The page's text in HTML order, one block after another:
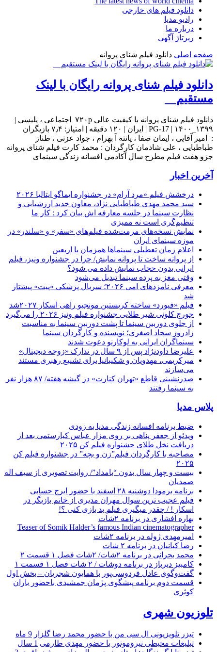
دانلود فیلم های خارجی
رادیو مدیا
درباره ما
رپرتاژ آگهی
صفحه اصلی دانلود فیلم شنای پروانه
دانلود فیلم شنای پروانه رایگان با لینک
مستقیم
دانلود فیلم شنای پروانه با کیفیت عالی ۷۲۰p اجتماعی ، پلیسی |
۱۳۹۹_۱۴۰۰ | PG-17 | ایران | ۱۲۰ دقیقه | امتیاز: ۷٫۴ بازیگران
: امیر آقایی ، ایمان صفا ، پانته آ بهرام ، جواد عزتی ، طناز
طباطبایی ، علی شادمان کارگردان : محمد کارت فیلم شنای پروانه
جزو هفت فیلم مطرح سال آکادمی افسانه زندگی سینمای
آخرین اخبار
درخشش فیلم «مرد آرام» در جشنواره ایماگو ایتالیا ۲۰۲۶
سید محمد مهدی طباطبایی نژاد، معاون جدید ارزشیابی و
نظارت سینما در جلسه معارفه اش بیان کرد : کار ما
تنظیم‌گری است نه ممیزی
نمایش نسخه‌های مرمت‌شده فیلم‌های «سفر» و «سلندر» در
موزه سینمای ایران
اعلام زمان تعطیلی سینماها همزمان با اربعین
از پروانه ساخت تا پروانه نمایش/ چرا در جشنواره ونیز، فیلم
ایرانی بدون حجاب نمایش داده می شود؟
وقتی مغز به پرده سینما تبدیل می‌شود
معرفی نامزدهای امی ۲۰۲۶؛ سریال پزشکی «پیت» پیشتاز
شد
فیلم «فیورد» ساخته کریستین مونجیو راهی اسکار ۲۰۲۷شد
جورج کلونی شیر طلایی جشنواره فیلم ونیز ۲۰۲۶ را می‌گیرد
از جلوی دوربین سینما تا پشت دوربین سینما به مناسبت
زادروز سجاد اصغری؛ نویسنده و کارگردان سینما
سینماگران ایرانی به لوکارنو دعوت شدند
علیرضا داودنژاد پس از ۹ سال در تدارک «زوجه دیجیتال»
میرکریمی، مهدویان و شکیبانیا برای تشییع رهبری مستند
می‌سازند
صدرنشینی قاطع «تهران کنارت» در گیشه هفته/ ۸۷ هزار نفر
به سینما رفتند
پلاس مدیا
ضبط برنامه افسانه زندگی مدیا به زودی
ویدئو از جعفر پناهی بر روی مزار عباس کیارستمی بعد از
دریافت نخل طلای جشنواره فیلم کن ۲۰۲۵
مصاحبه با کارگردان فیلم”زن و بچه” در جشنواره فیلم کن
۲۰۲۵
بیست و چهار سال بدون “بامداد”/ روایت تصویری از سیف اله
صمدیان
برنامه برمودا دوشنبه ۲۸ اسفند با حضور ایرج حسابی
فیلم عجیب ترین سوال مهران مدیری از خانم بازیگر در
اسکار ! / چقدر میگیری فیلم بد بازی کنی ؟!
بهاره افشاری در برنامه ۲شات
Teaser of Somik Halder’s famous Indian cinematographer
امیرمهدی ژوله در برنامه ۲شات
رضا کیانیان در برنامه ۲ شات
محمد بحرانی در برنامه ۲شات/ ۲شات فصل ۱ قسمت ۲
کامبیز دیرباز در برنامه دوشات / ۲ شات فصل ۱ قسمت ۱
گفت‌وگوی عادل فردوسی‌پور با همایون شجریان – بخش اول
قسمت دوم برنامه پیشگوی پژمان جمشیدی باحضور باران
کوثری
تلوزیون شهری
تیزر تلویزیونی ال سی من با حضور محمد رضا گلزار 9 ماه
تبلیغات محیطی نیروموتور با حضور مهدی طارمی 1 سال